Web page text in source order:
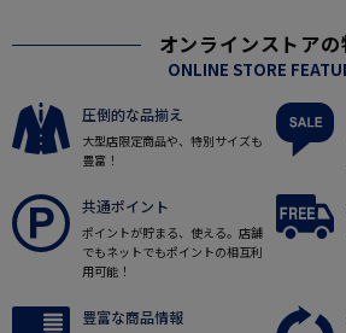
オンラインストアの
ONLINE STORE
圧倒的な品揃え
大型店限定商品や、特別サイズも
豊富！
共通ポイント
ポイントが貯まる、使える。店舗
でもネットでもポイントの相互利
用可能！
豊富な商品情報